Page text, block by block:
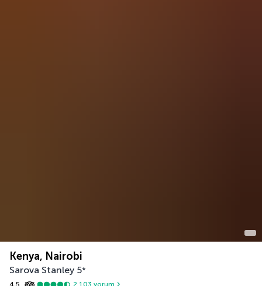
Kenya, Nairobi
Sarova Stanley 5*
4,5 2.103 yorum